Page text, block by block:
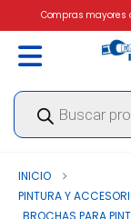
Compras mayores
Búsqueda
productos
INICIO
PINTURA Y
BROCHAS PARA